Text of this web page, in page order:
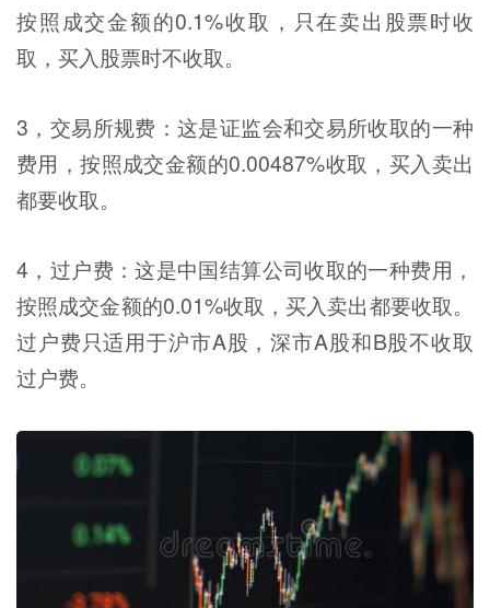
按照成交金额的0.1%收取，只在卖出股票时收
取，买入股票时不收取。
3，交易所规费：这是证监会和交易所收取的一种
费用，按照成交金额的0.00487%收取，买入卖出
都要收取。
4，过户费：这是中国结算公司收取的一种费用，
按照成交金额的0.01%收取，买入卖出都要收取。
过户费只适用于沪市A股，深市A股和B股不收取
过户费。